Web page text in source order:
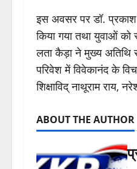
इस अवसर पर डॉ. प्रकाश
किया गया तथा युवाओं को
लता कैड़ा ने मुख्य अतिथि
परिवेश में विवेकानंद के
शिक्षाविद् नाथूराम राय,
ABOUT THE AUTHOR